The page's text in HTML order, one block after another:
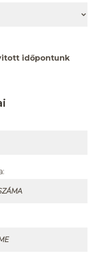
időpontunk